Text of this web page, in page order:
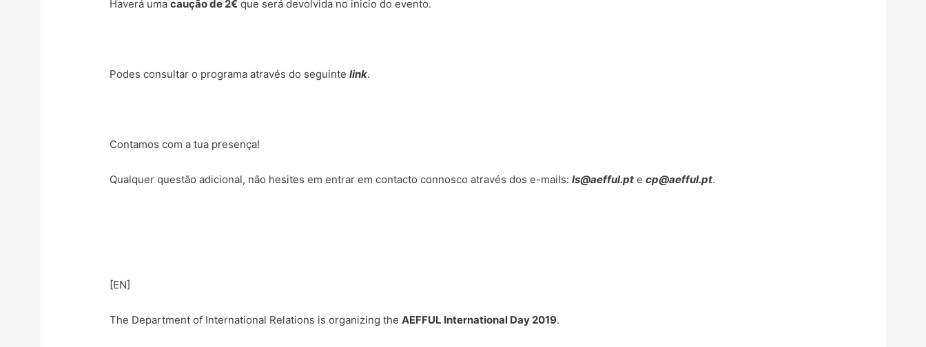
Haverá uma caução de 2€que será devolvida no inicio do evento.
Podes consultar o programa através do seguinte link.
Contamos com a tua presença!
Qualquer questão adicional, não hesites em entrar em contacto connosco através dos e-mails: ls@aefful.pte cp@aefful.pt.
[EN]
The Department of International Relations is organizing the AEFFUL International Day 2019.